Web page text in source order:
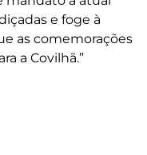
e foge à
as comemorações
a Covilhã.”